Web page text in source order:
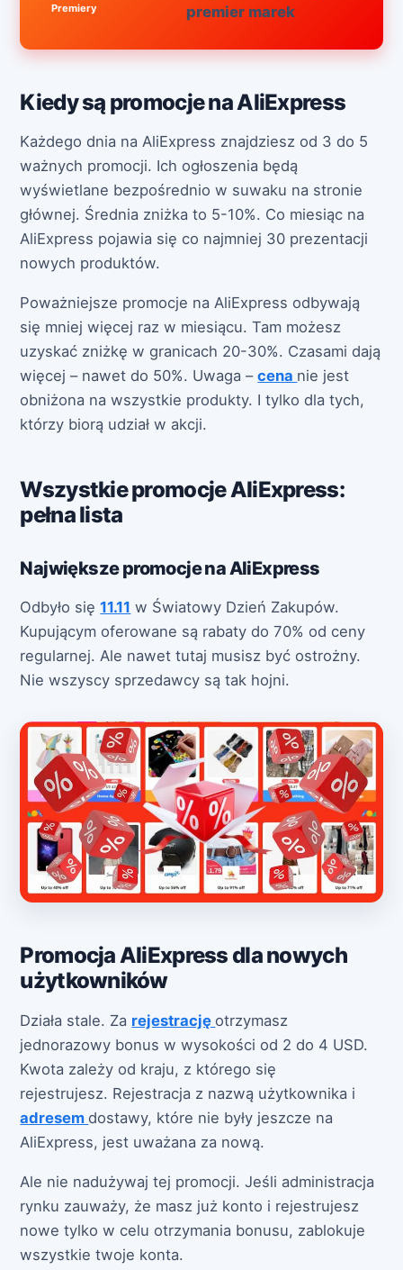
Premiery
premier marek
Kiedy są promocje na AliExpress
Każdego dnia na AliExpress znajdziesz od 3 do 5
ważnych promocji. Ich ogłoszenia będą
wyświetlane bezpośrednio w suwaku na stronie
głównej. Średnia zniżka to 5-10%. Co miesiąc na
AliExpress pojawia się co najmniej 30 prezentacji
nowych produktów.
Poważniejsze promocje na AliExpress odbywają
się mniej więcej raz w miesiącu. Tam możesz
uzyskać zniżkę w granicach 20-30%. Czasami dają
więcej – nawet do 50%. Uwaga –cena nie jest
obniżona na wszystkie produkty. I tylko dla tych,
którzy biorą udział w akcji.
Wszystkie promocje AliExpress:
pełna lista
Największe promocje na AliExpress
Odbyło się11.11 w Światowy Dzień Zakupów.
Kupującym oferowane są rabaty do 70% od ceny
regularnej. Ale nawet tutaj musisz być ostrożny.
Nie wszyscy sprzedawcy są tak hojni.
Promocja AliExpress dla nowych
użytkowników
Działa stale. Za rejestrację otrzymasz
jednorazowy bonus w wysokości od 2 do 4 USD.
Kwota zależy od kraju, z którego się
rejestrujesz. Rejestracja z nazwą użytkownika i
adresem dostawy, które nie były jeszcze na
AliExpress, jest uważana za nową.
Ale nie nadużywaj tej promocji. Jeśli administracja
rynku zauważy, że masz już konto i rejestrujesz
nowe tylko w celu otrzymania bonusu, zablokuje
wszystkie twoje konta.